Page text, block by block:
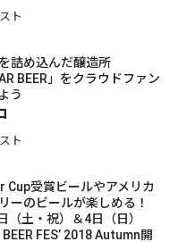
ト
詰め込んだ醸造所
BEER」をクラウドファン
う
ト
Cup受賞ビールやアメリカ
ーのビールが楽しめる！
（土・祝）＆4日（日）
FES’ 2018 Autumn開